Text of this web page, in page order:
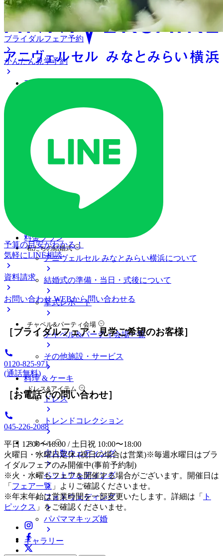
アクセス
ご列席の皆様へ
トピックス
オリジナルプロジェクト
ご予約・お問い合わせ
ブライダルフェア
ブライダルフェア一覧
料金プラン
私たちの結婚式
アニヴェルセル みなとみらい横浜について
結婚式の準備・当日・式後について
挙式レポート
チャペル&パーティ会場
チャペル&パーティ会場一覧
その他施設・サービス
料理 & ケーキ
ドレス&アイテム
ドレス
トレンドコレクション
スタイル
少人数ウェディング
ペットウェディング
フォトウェディング
パパママキッズ婚
ギャラリー
ブライダルフェア予約
かんたん見学予約
予算の目安がわかる！
気軽にLINE相談
資料請求
お問い合わせ WEBから問い合わせる
［ブライダルフェア・見学ご希望のお客様］
0120-825-971
(通話無料)
［お電話での問い合わせ］
045-226-2088
平日 12:00〜18:00 / 土日祝 10:00〜18:00
火曜日・水曜日定休 (祝日の場合は営業)※毎週水曜日はブラ
イダルフェアのみ開催中(事前予約制)
※火・水曜もフェアを開催する場合がございます。開催日は
「 フェア一覧 」よりご確認くださいませ。
※年末年始は営業時間を一部変更いたします。詳細は「
ト
ピックス 」をご確認くださいませ。